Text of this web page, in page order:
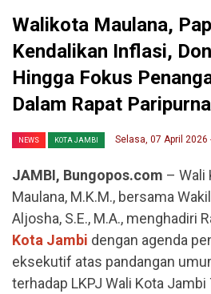
Walikota Maulana,
Kendalikan Inflasi,
Hingga Fokus
Dalam Rapat Paripurna
NEWS KOTA JAMBI Selasa, 07 April 2026
JAMBI, Bungopos.com – Wali
Maulana, M.K.M., bersama
Aljosha, S.E., M.A., menghadiri
Kota Jambi dengan agenda
eksekutif atas pandangan
terhadap LKPJ Wali Kota Jambi